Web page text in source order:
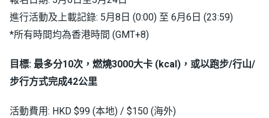
進行活動及上載記錄: 5月8日 (0:00) 至 6月6日 (23:59)
*所有時間均為香港時間 (GMT+8)
目標: 最多分10次，燃燒3000大卡 (kcal)，或以跑步/行山/
步行方式完成42公里
活動費用: HKD $99 (本地) / $150 (海外)